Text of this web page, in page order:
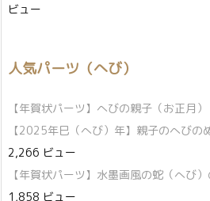
ビュー
人気パーツ（へび）
【年賀状パーツ】へびの親子（お正月）
【2025年巳（へび）年】親子のへびの
2,266 ビュー
【年賀状パーツ】水墨画風の蛇（へび）
1,858 ビュー